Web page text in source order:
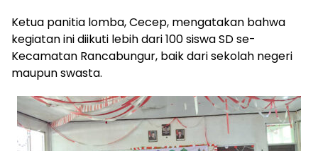
Ketua panitia lomba, Cecep, mengatakan bahwa
kegiatan ini diikuti lebih dari 100 siswa SD se-
Kecamatan Rancabungur, baik dari sekolah negeri
maupun swasta.